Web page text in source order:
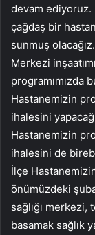
devam ediyoruz.
çağdaş bir
sunmuş
Merkezi
programımızda
Hastanemizin
ihalesini
Hastanemizin
ihalesini de
İlçe
önümüzdeki
sağlığı
basamak sağlık